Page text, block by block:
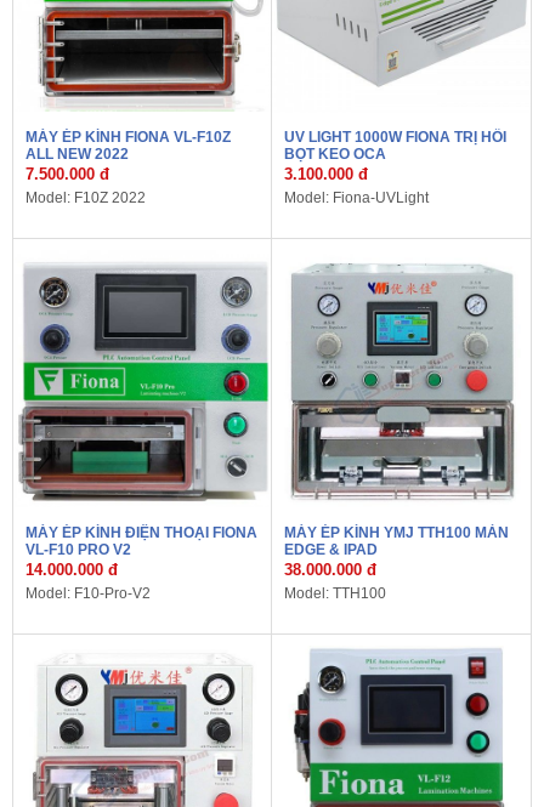
MÁY ÉP KÍNH FIONA VL-F10Z
ALL NEW 2022
7.500.000 đ
Model: F10Z 2022
UV LIGHT 1000W FIONA TRỊ HỒI
BỌT KEO OCA
3.100.000 đ
Model: Fiona-UVLight
MÁY ÉP KÍNH ĐIỆN THOẠI FIONA
VL-F10 PRO V2
14.000.000 đ
Model: F10-Pro-V2
MÁY ÉP KÍNH YMJ TTH100 MÀN
EDGE & IPAD
38.000.000 đ
Model: TTH100